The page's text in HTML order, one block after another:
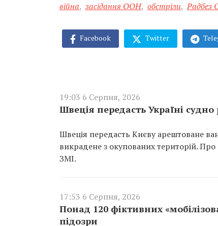
війна, засідання ООН, обстріли, Радбез
Facebook Twitter
19:03 6 Серпня, 2026
Швеція передасть Україні судно
Швеція передасть Києву арештоване
викрадене з окупованих територій.
ЗМІ.
17:53 6 Серпня, 2026
Понад 120 фіктивних
підозри